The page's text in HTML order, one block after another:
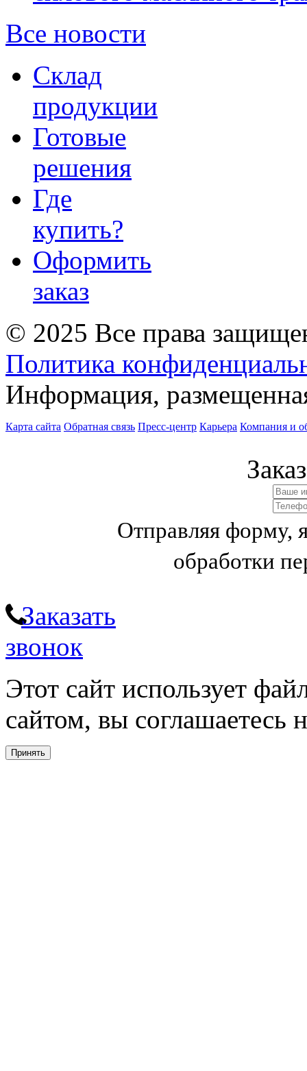
Все новости
Склад
продукции
Готовые
решения
Где
купить?
Оформить
заказ
© 2025 Все права
Политика
Информация,
Карта сайта Обратная связь Пресс-центр Карьера Компания и
Отправляя форму,
обработки
Заказать
звонок
Этот сайт использует
сайтом, вы соглашаетесь
Принять